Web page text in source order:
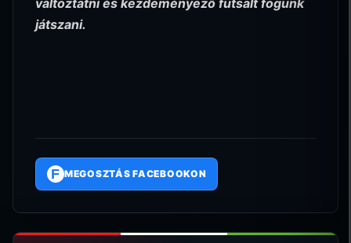
változtatni és kezdeményező futsalt fogunk
játszani.
F MEGOSZTÁS FACEBOOKON